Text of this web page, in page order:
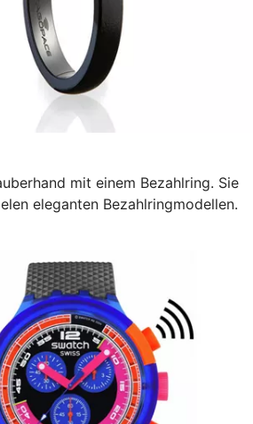
mit einem Bezahlring. Sie
eleganten Bezahlringmodellen.